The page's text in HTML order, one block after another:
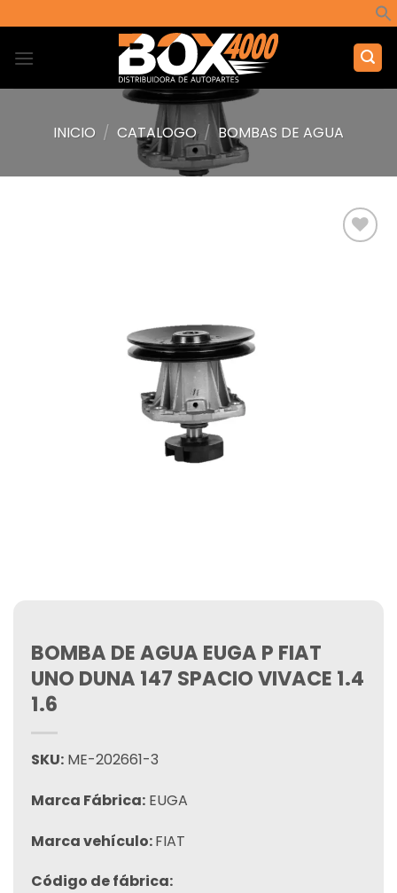
al
contenido
INICIO / CATALOGO / BOMBAS DE AGUA
BOMBA DE AGUA EUGA P FIAT
UNO DUNA 147 SPACIO VIVACE 1.4
1.6
SKU: ME-202661-3
Marca Fábrica: EUGA
Marca vehículo:FIAT
Código de fábrica: